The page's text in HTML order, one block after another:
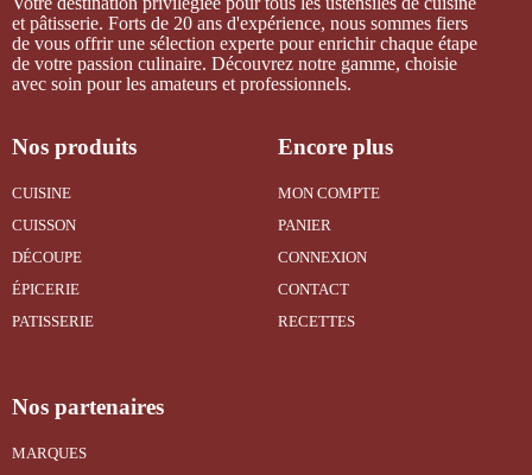
et pâtisserie. Forts de 20 ans d'expérience, nous sommes fiers
de vous offrir une sélection experte pour enrichir chaque étape
de votre passion culinaire. Découvrez notre gamme, choisie
avec soin pour les amateurs et professionnels.
Nos produits
CUISINE
CUISSON
DÉCOUPE
ÉPICERIE
PATISSERIE
Encore plus
MON COMPTE
PANIER
CONNEXION
CONTACT
RECETTES
Nos partenaires
MARQUES